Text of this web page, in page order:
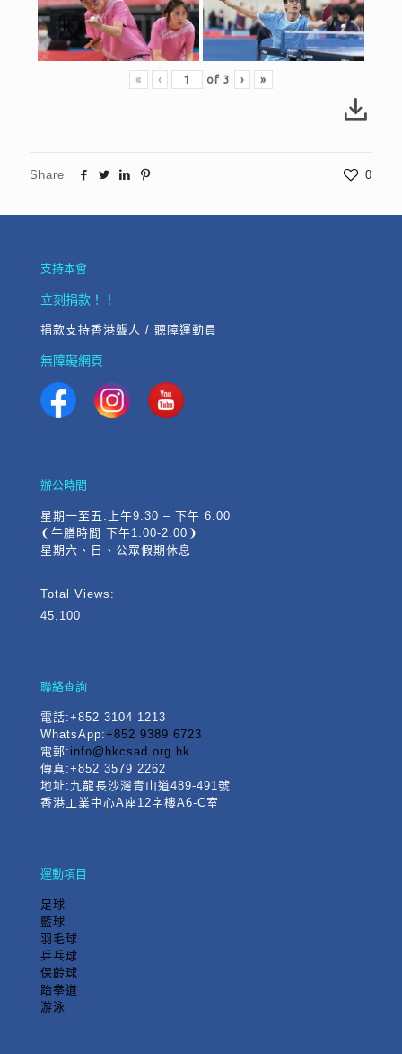
« ‹ of 3 › »
Share 0
支持本會
立刻捐款！！
捐款支持香港聾人 / 聽障運動員
無障礙網頁
辦公時間
星期一至五:上午9:30 – 下午 6:00
❨午膳時間 下午1:00-2:00❩
星期六、日、公眾假期休息
Total Views:
45,100
聯絡查詢
電話:+852 3104 1213
WhatsApp:+852 9389 6723
電郵: info@hkcsad.org.hk
傳真:+852 3579 2262
地址:九龍長沙灣青山道489-491號
香港工業中心A座12字樓A6-C室
運動項目
足球
籃球
羽毛球
乒乓球
保齡球
跆拳道
游泳